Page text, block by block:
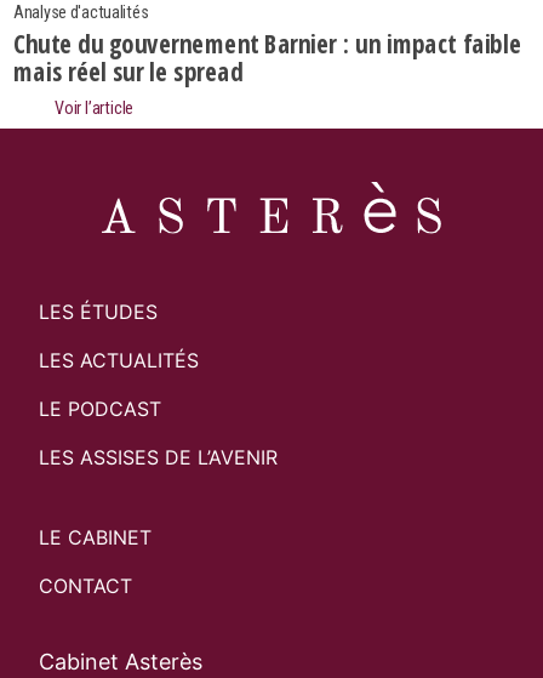
Analyse d'actualités
Chute du gouvernement Barnier : un impact faible
mais réel sur le spread
Voir l’article
LES ÉTUDES
LES ACTUALITÉS
LE PODCAST
LES ASSISES DE L’AVENIR
LE CABINET
CONTACT
Cabinet Asterès
Search
Rechercher